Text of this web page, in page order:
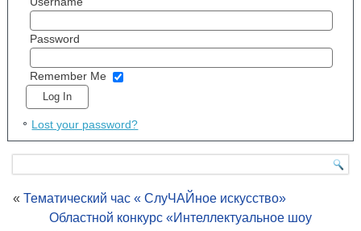
Password
Remember Me
Lost your password?
«Тематический час « СлуЧАЙное искусство»
Областной конкурс «Интеллектуальное шоу